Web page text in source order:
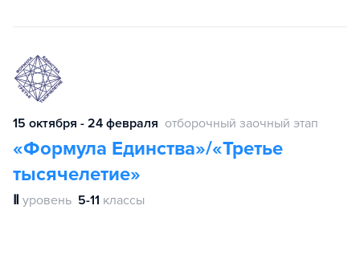
15 октября - 24 февраля отборочный заочный этап
«Формула Единства»/«Третье
тысячелетие»
Ⅱ уровень 5-11 классы